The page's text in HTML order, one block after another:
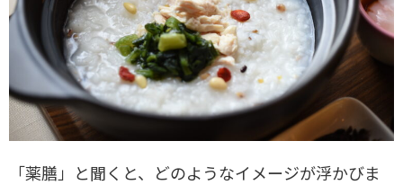
「薬膳」と聞くと、どのようなイメージが浮かびま